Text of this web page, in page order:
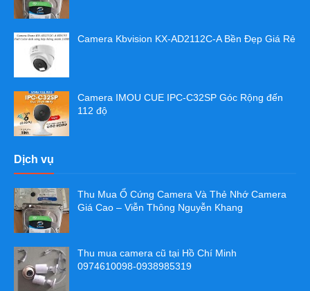
Camera Kbvision KX-AD2112C-A Bền Đẹp Giá Rẻ
Camera IMOU CUE IPC-C32SP Góc Rộng đến
112 độ
Dịch vụ
Thu Mua Ổ Cứng Camera Và Thẻ Nhớ Camera
Giá Cao – Viễn Thông Nguyễn Khang
Thu mua camera cũ tại Hồ Chí Minh
0974610098-0938985319